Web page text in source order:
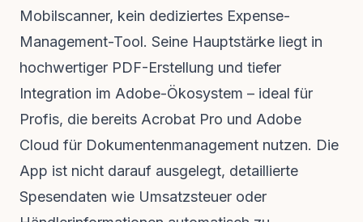
Mobilscanner, kein dediziertes Expense-
Management-Tool. Seine Hauptstärke liegt in
hochwertiger PDF-Erstellung und tiefer
Integration im Adobe-Ökosystem – ideal für
Profis, die bereits Acrobat Pro und Adobe
Cloud für Dokumentenmanagement nutzen. Die
App ist nicht darauf ausgelegt, detaillierte
Spesendaten wie Umsatzsteuer oder